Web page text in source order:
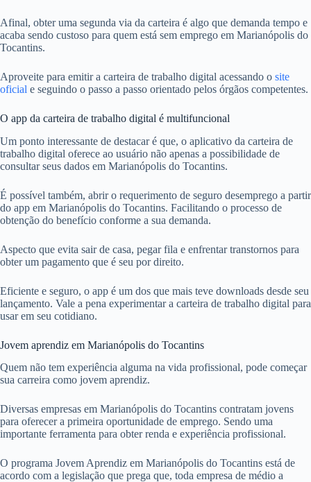
Afinal, obter uma segunda via da carteira é algo que demanda tempo e
acaba sendo custoso para quem está sem emprego em Marianópolis do
Tocantins.
Aproveite para emitir a carteira de trabalho digital acessando o site
oficial e seguindo o passo a passo orientado pelos órgãos competentes.
O app da carteira de trabalho digital é multifuncional
Um ponto interessante de destacar é que, o aplicativo da carteira de
trabalho digital oferece ao usuário não apenas a possibilidade de
consultar seus dados em Marianópolis do Tocantins.
É possível também, abrir o requerimento de seguro desemprego a partir
do app em Marianópolis do Tocantins. Facilitando o processo de
obtenção do benefício conforme a sua demanda.
Aspecto que evita sair de casa, pegar fila e enfrentar transtornos para
obter um pagamento que é seu por direito.
Eficiente e seguro, o app é um dos que mais teve downloads desde seu
lançamento. Vale a pena experimentar a carteira de trabalho digital para
usar em seu cotidiano.
Jovem aprendiz em Marianópolis do Tocantins
Quem não tem experiência alguma na vida profissional, pode começar
sua carreira como jovem aprendiz.
Diversas empresas em Marianópolis do Tocantins contratam jovens
para oferecer a primeira oportunidade de emprego. Sendo uma
importante ferramenta para obter renda e experiência profissional.
O programa Jovem Aprendiz em Marianópolis do Tocantins está de
acordo com a legislação que prega que, toda empresa de médio a